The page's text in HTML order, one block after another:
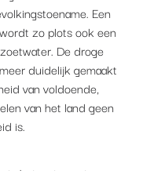
Een
zo plots ook een
De droge
duidelijk gemaakt
van voldoende,
van het land geen
is.